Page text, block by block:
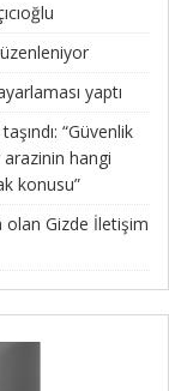
yaptı
“Güvenlik
arazinin hangi
konusu”
olan Gizde İletişim